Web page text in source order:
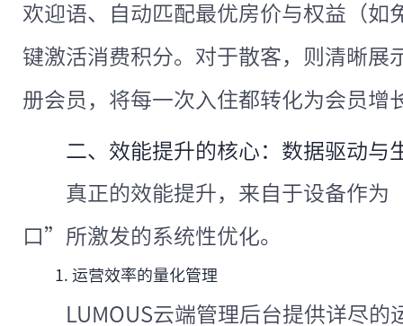
欢迎语、自动匹配最优房价与权益（如
键激活消费积分。对于散客，则清晰展
册会员，将每一次入住都转化为会员增
二、效能提升的核心：数据驱动与
真正的效能提升，来自于设备作
口”所激发的系统性优化。
1. 运营效率的量化管理
LUMOUS云端管理后台提供详尽